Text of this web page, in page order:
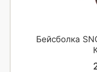
Бейсболка